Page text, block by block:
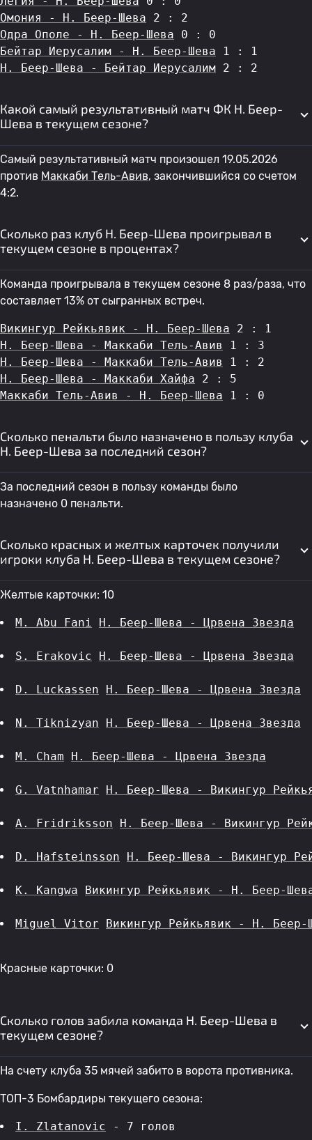
Омония - H. Беер-Шева 2 : 2
Одра Ополе - H. Беер-Шева 0 : 0
Бейтар Иерусалим - H. Беер-Шева 1 : 1
H. Беер-Шева - Бейтар Иерусалим 2 : 2
Какой самый результативный матч ФК H. Беер-
Шева в текущем сезоне?
Самый результативный матч произошел 19.05.2026
против Маккаби Тель-Авив, закончившийся со счетом
4:2.
Сколько раз клуб H. Беер-Шева проигрывал в
текущем сезоне в процентах?
Команда проигрывала в текущем сезоне 8 раз/раза, что
составляет 13% от сыгранных встреч.
Викингур Рейкьявик - H. Беер-Шева 2 : 1
H. Беер-Шева - Маккаби Тель-Авив
1 : 3
H. Беер-Шева - Маккаби Тель-Авив
1 : 2
H. Беер-Шева - Маккаби Хайфа 2 : 5
Маккаби Тель-Авив - H. Беер-Шева 1 : 0
Сколько пенальти было назначено в пользу клуба
H. Беер-Шева за последний сезон?
За последний сезон в пользу команды было
назначено 0 пенальти.
Сколько красных и желтых карточек получили
игроки клуба H. Беер-Шева в текущем сезоне?
Желтые карточки: 10
M. Abu Fani H. Беер-Шева - Црвена Звезда
S. Erakovic H. Беер-Шева - Црвена Звезда
D. Luckassen H. Беер-Шева - Црвена Звезда
N. Tiknizyan H. Беер-Шева - Црвена Звезда
M. Cham H. Беер-Шева - Црвена Звезда
G. Vatnhamar H. Беер-Шева - Викингур
A. Fridriksson H. Беер-Шева - Викингур
D. Hafsteinsson H. Беер-Шева - Викингур
K. Kangwa Викингур Рейкьявик - H. Беер-
Miguel Vitor Викингур Рейкьявик - H. Беер-
Красные карточки: 0
Сколько голов забила команда H. Беер-Шева в
текущем сезоне?
На счету клуба 35 мячей забито в ворота противника.
ТОП-3 Бомбардиры текущего сезона:
I. Zlatanovic - 7 голов